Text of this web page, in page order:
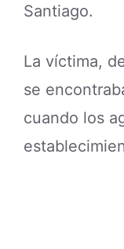
Santiago.
La víctima,
se
cuando los